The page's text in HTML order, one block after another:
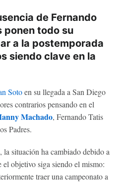
de Fernando
ponen todo su
a la postemporada
siendo clave en la
Sotoen su llegada a San Diego
contrarios pensando en el
Machado, Fernando Tatis
Padres.
la situación ha cambiado debido a
el objetivo siga siendo el mismo:
traer una campeonato a